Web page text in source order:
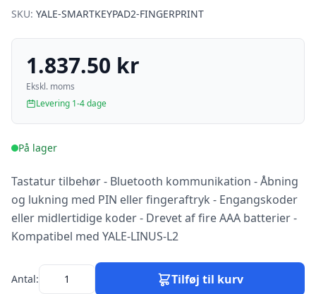
SKU: YALE-SMARTKEYPAD2-FINGERPRINT
1.837.50 kr
Ekskl. moms
Levering 1-4 dage
På lager
Tastatur tilbehør - Bluetooth kommunikation - Åbning
og lukning med PIN eller fingeraftryk - Engangskoder
eller midlertidige koder - Drevet af fire AAA batterier -
Kompatibel med YALE-LINUS-L2
Antal: Tilføj til kurv